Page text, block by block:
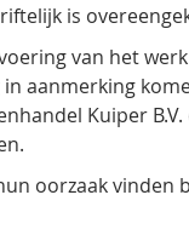
is
van het
aanmerking
Kuiper
oorzaak